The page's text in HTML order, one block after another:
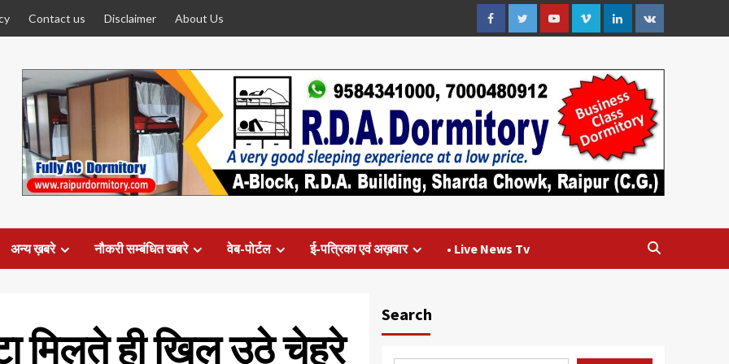
Contact us Disclaimer About Us
FacebookTwitterYoutubeVimeoLinkedin
VK
अन्य ख़बरे नौकरी सम्बंधित खबरे वेब-पोर्टल ई-पत्रिका एवं अख़बार • Live News Tv
मिलते ही खिल उठे चेहरे
Search